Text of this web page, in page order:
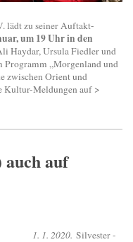
lädt zu seiner Auftakt-
um 19 Uhr in den
Haydar, Ursula Fiedler und
Programm „Morgenland und
zwischen Orient und
Kultur-Meldungen auf >
auch auf
1. 1. 2020. Silvester -